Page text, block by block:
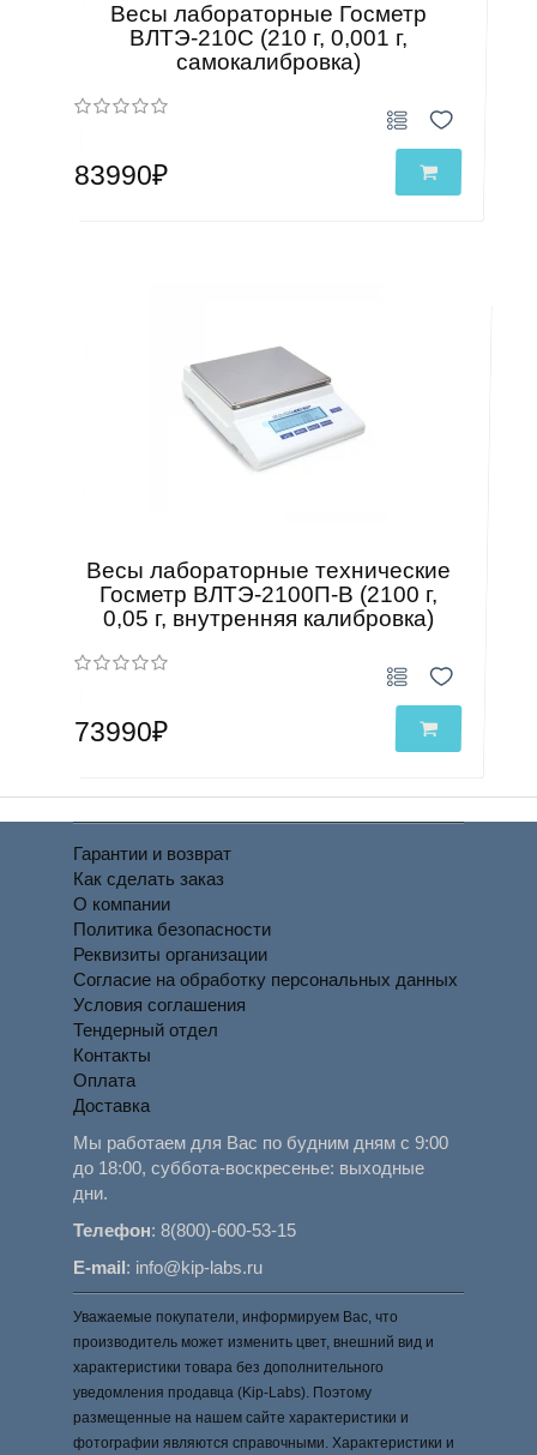
Весы лабораторные Госметр
ВЛТЭ-210С (210 г, 0,001 г,
самокалибровка)
83990₽
Весы лабораторные технические
Госметр ВЛТЭ-2100П-В (2100 г,
0,05 г, внутренняя калибровка)
73990₽
Гарантии и возврат
Как сделать заказ
О компании
Политика безопасности
Реквизиты организации
Согласие на обработку персональных данных
Условия соглашения
Тендерный отдел
Контакты
Оплата
Доставка
Мы работаем для Вас по будним дням с 9:00
до 18:00, суббота-воскресенье: выходные
дни.
Телефон:8(800)-600-53-15
E-mail: info@kip-labs.ru
Уважаемые покупатели, информируем Вас, что
производитель может изменить цвет, внешний вид и
характеристики товара без дополнительного
уведомления продавца (Kip-Labs). Поэтому
размещенные на нашем сайте характеристики и
фотографии являются справочными. Характеристики и